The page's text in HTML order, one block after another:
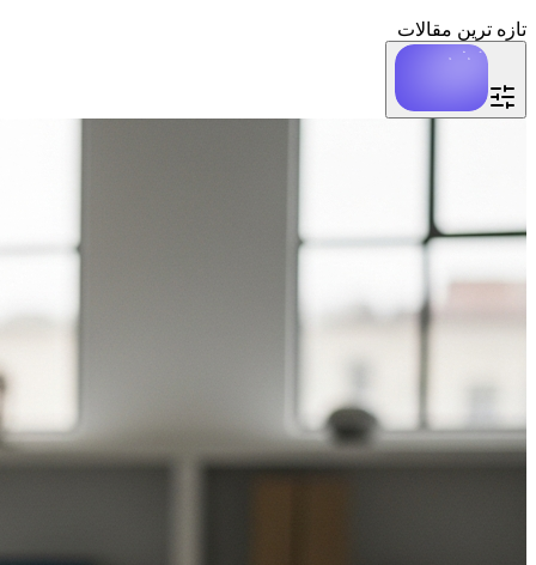
تازه ترین مقالات